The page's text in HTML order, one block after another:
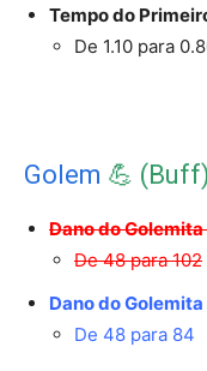
Tempo do
De 1.10 para
Golem 💪 (Buff)
Dano do
De 48 para 102
Dano do
De 48 para 84